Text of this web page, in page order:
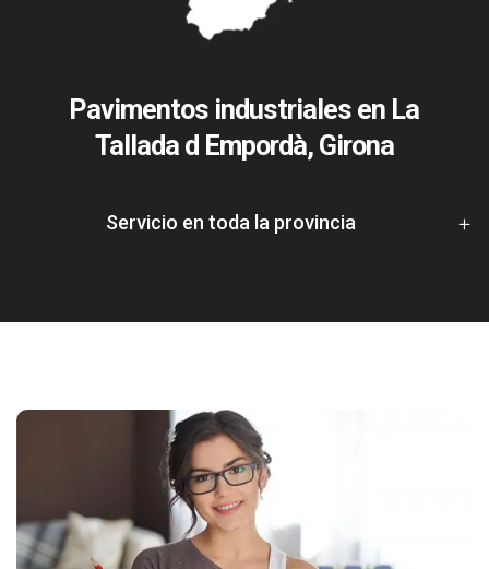
Pavimentos industriales en La
Tallada d Empordà, Girona
Servicio en toda la provincia